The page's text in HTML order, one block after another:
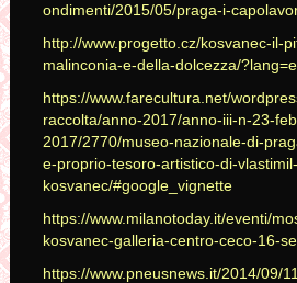
ondimenti/2015/05/praga-i-
http://www.progetto.cz/kosvanec-il-
malinconia-e-della-dolcezza/
https://www.farecultura.net/
raccolta/anno-2017/anno-iii-n-23-
2017/2770/museo-nazionale-di-
e-proprio-tesoro-artistico-di-vlastimil-
kosvanec/#google_vignette
https://www.milanotoday.it/eventi/
kosvanec-galleria-centro-ceco-16-
https://www.pneusnews.it/2014/09/